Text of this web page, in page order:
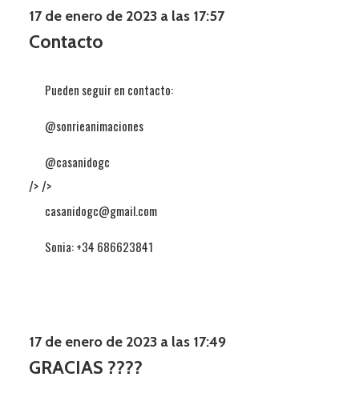
17 de enero de 2023 a las 17:57
Contacto
Pueden seguir en contacto:
@sonrieanimaciones
@casanidogc
/>
casanidogc@gmail.com
/>
Sonia: +34 686623841
17 de enero de 2023 a las 17:49
GRACIAS ????